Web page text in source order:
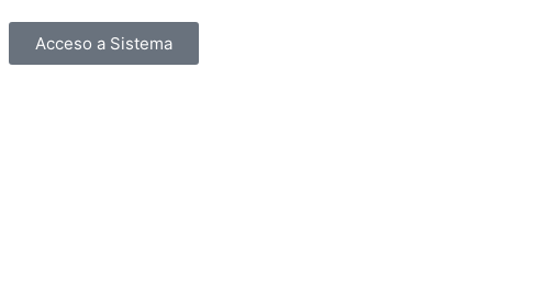
Acceso a Sistema